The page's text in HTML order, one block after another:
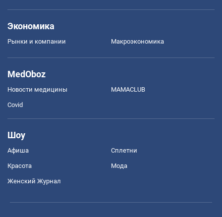
Экономика
Рынки и компании Mакроэкономика
MedOboz
Новости медицины MAMACLUB
Covid
Шоу
Афиша Сплетни
Красота Мода
Женский Журнал